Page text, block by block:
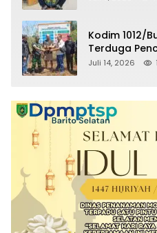
Kodim 1012/
Terduga
Sitaan
Juli 14, 2026